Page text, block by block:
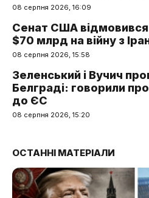
08 серпня 2026, 16:09
Сенат США
$70 млрд на війну з
08 серпня 2026, 15:58
Зеленський і Вучич
Белграді: говорили
до ЄС
08 серпня 2026, 15:20
ОСТАННІ МАТЕРІАЛИ